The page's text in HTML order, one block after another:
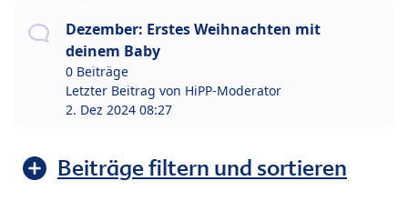
Dezember: Erstes Weihnachten mit
deinem Baby
0 Beiträge
Letzter Beitrag von HiPP-Moderator
2. Dez 2024 08:27
Beiträge filtern und sortieren